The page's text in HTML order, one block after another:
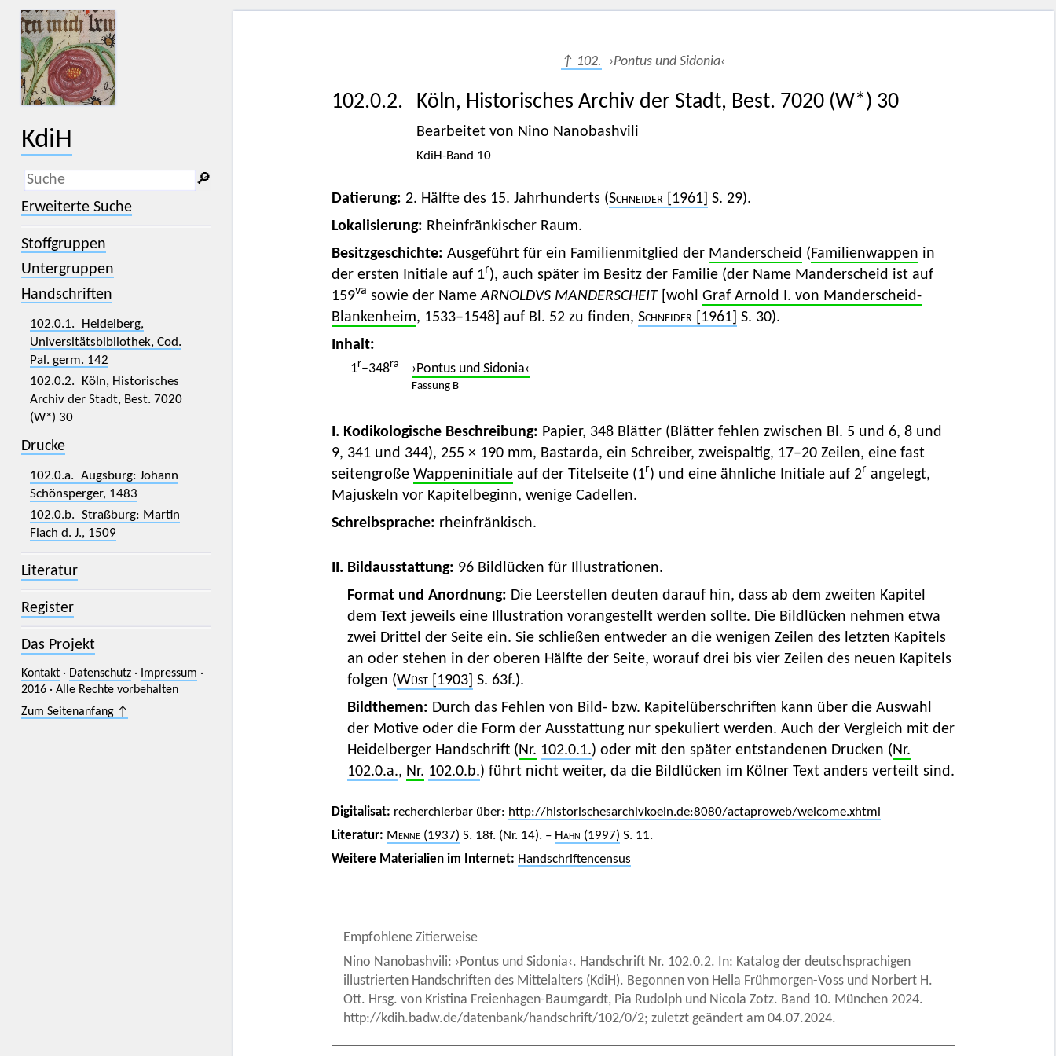
KdiH
_
(der Unterstrich) ist Platzhalter für
genau ein Zeichen.
% (das Prozentzeichen) ist Platzhalter
für kein, ein oder mehr als ein
🔎︎
Erweiterte Suche
Stoffgruppen
Untergruppen
Handschriften
102.0.1. Heidelberg,
Universitätsbibliothek, Cod.
Pal. germ. 142
102.0.2. Köln, Historisches
Archiv der Stadt, Best. 7020
(W*) 30
Drucke
102.0.a. Augsburg: Johann
Schönsperger, 1483
102.0.b. Straßburg: Martin
Flach d. J., 1509
Literatur
Register
Das Projekt
Kontakt· Datenschutz· Impressum ·
2016 · Alle Rechte vorbehalten
Zum Seitenanfang ↑
↑ 102. ›Pontus und Sidonia‹
102.0.2. Köln, Historisches Archiv der Stadt, Best. 7020 (W*) 30
Bearbeitet von Nino Nanobashvili
KdiH-Band 10
Datierung: 2. Hälfte des 15. Jahrhunderts (Schneider[1961] S. 29).
Lokalisierung: Rheinfränkischer Raum.
Besitzgeschichte: Ausgeführt für ein Familienmitglied der Manderscheid (Familienwappen in
der ersten Initiale auf 1r), auch später im Besitz der Familie (der Name Manderscheid ist auf
159va sowie der NameARNOLDVS MANDERSCHEIT[wohl Graf Arnold I. von Manderscheid-
Blankenheim, 1533–1548] auf Bl. 52 zu finden, Schneider[1961] S. 30).
Inhalt:
1r–348ra ›Pontus und Sidonia‹
Fassung B
I. Kodikologische Beschreibung: Papier, 348 Blätter (Blätter fehlen zwischen Bl. 5 und 6, 8 und
9, 341 und 344), 255 × 190 mm, Bastarda, ein Schreiber, zweispaltig, 17–20 Zeilen, eine fast
seitengroße Wappeninitialeauf der Titelseite (1r) und eine ähnliche Initiale auf 2r angelegt,
Majuskeln vor Kapitelbeginn, wenige Cadellen.
Schreibsprache: rheinfränkisch.
II. Bildausstattung: 96 Bildlücken für Illustrationen.
Format und Anordnung: Die Leerstellen deuten darauf hin, dass ab dem zweiten Kapitel
dem Text jeweils eine Illustration vorangestellt werden sollte. Die Bildlücken nehmen etwa
zwei Drittel der Seite ein. Sie schließen entweder an die wenigen Zeilen des letzten Kapitels
an oder stehen in der oberen Hälfte der Seite, worauf drei bis vier Zeilen des neuen Kapitels
folgen (Wüst[1903] S. 63f.).
Bildthemen: Durch das Fehlen von Bild- bzw. Kapitelüberschriften kann über die Auswahl
der Motive oder die Form der Ausstattung nur spekuliert werden. Auch der Vergleich mit der
Heidelberger Handschrift (Nr. 102.0.1.) oder mit den später entstandenen Drucken (Nr.
102.0.a., Nr. 102.0.b.) führt nicht weiter, da die Bildlücken im Kölner Text anders verteilt sind.
Digitalisat: recherchierbar über: http://historischesarchivkoeln.de:8080/actaproweb/welcome.xhtml
Literatur: Menne(1937) S. 18f. (Nr. 14). – Hahn (1997) S. 11.
Weitere Materialien im Internet: Handschriftencensus
Empfohlene Zitierweise
Nino Nanobashvili: ›Pontus und Sidonia‹. Handschrift Nr. 102.0.2. In: Katalog der deutschsprachigen
illustrierten Handschriften des Mittelalters (KdiH). Begonnen von Hella Frühmorgen-Voss und Norbert H.
Ott. Hrsg. von Kristina Freienhagen-Baumgardt, Pia Rudolph und Nicola Zotz. Band 10. München 2024.
http://kdih.badw.de/datenbank/handschrift/102/0/2; zuletzt geändert am 04.07.2024.